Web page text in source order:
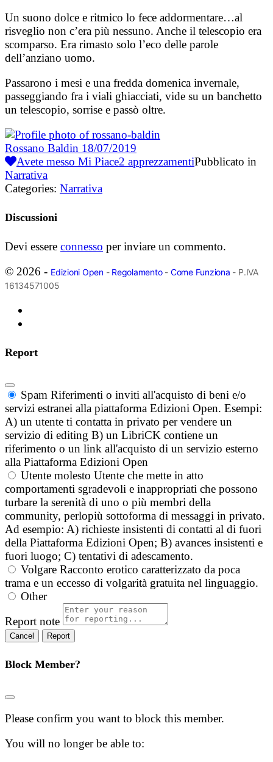
Un suono dolce e ritmico lo fece addormentare…al
risveglio non c’era più nessuno. Anche il telescopio era
scomparso. Era rimasto solo l’eco delle parole
dell’anziano uomo.
Passarono i mesi e una fredda domenica invernale,
passeggiando fra i viali ghiacciati, vide su un banchetto
un telescopio, sorrise e passò oltre.
Rossano Baldin 18/07/2019
Avete messo Mi Piace2 apprezzamentiPubblicato in
Narrativa
Categories: Narrativa
Discussioni
Devi essere connesso per inviare un commento.
© 2026 - Edizioni Open- Regolamento- Come Funziona - P.IVA
16134571005
Report
Spam Riferimenti o inviti all'acquisto di beni e/o
servizi estranei alla piattaforma Edizioni Open. Esempi:
A) un utente ti contatta in privato per vendere un
servizio di editing B) un LibriCK contiene un
riferimento o un link all'acquisto di un servizio esterno
alla Piattaforma Edizioni Open
Utente molesto Utente che mette in atto
comportamenti sgradevoli e inappropriati che possono
turbare la serenità di uno o più membri della
community, perlopiù sottoforma di messaggi in privato.
Ad esempio: A) richieste insistenti di contatti al di fuori
della Piattaforma Edizioni Open; B) avances insistenti e
fuori luogo; C) tentativi di adescamento.
Volgare Racconto erotico caratterizzato da poca
trama e un eccesso di volgarità gratuita nel linguaggio.
Other
Report note
Report
Block Member?
Please confirm you want to block this member.
You will no longer be able to: